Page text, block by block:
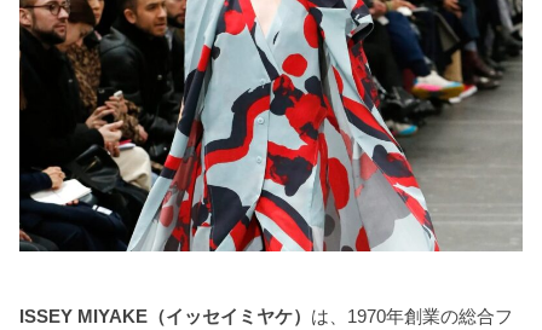
ISSEY MIYAKE（イッセイミヤケ） は、1970年創業の総合フ